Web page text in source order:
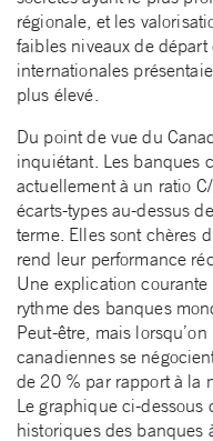
régionale, et les
faibles niveaux de
internationales
plus élevé.
Du point de vue du
inquiétant. Les banques
actuellement à un ratio
écarts-types au-dessus
terme. Elles sont chères
rend leur performance
Une explication
rythme des banques
Peut-être, mais
canadiennes se
de 20 % par rapport à la
Le graphique ci-dessous
historiques des banques